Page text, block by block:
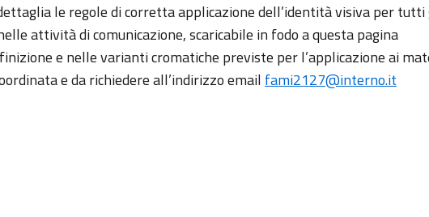
le regole di corretta applicazione dell’identità visiva per
attività di comunicazione, scaricabile in fodo a questa pagina
e nelle varianti cromatiche previste per l’applicazione ai
e da richiedere all’indirizzo email fami2127@interno.it